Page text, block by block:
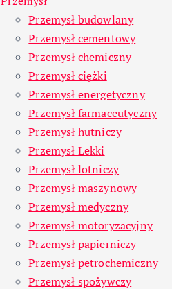
Przemysł budowlany
Przemysł cementowy
Przemysł chemiczny
Przemysł ciężki
Przemysł energetyczny
Przemysł farmaceutyczny
Przemysł hutniczy
Przemysł Lekki
Przemysł lotniczy
Przemysł maszynowy
Przemysł medyczny
Przemysł motoryzacyjny
Przemysł papierniczy
Przemysł petrochemiczny
Przemysł spożywczy